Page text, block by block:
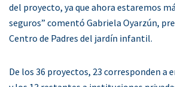
del proyecto, ya que ahora estaremos
seguros” comentó Gabriela Oyarzún,
Centro de Padres del jardín infantil.
De los 36 proyectos, 23 corresponden a